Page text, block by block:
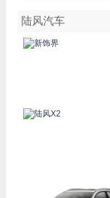
陆风汽车